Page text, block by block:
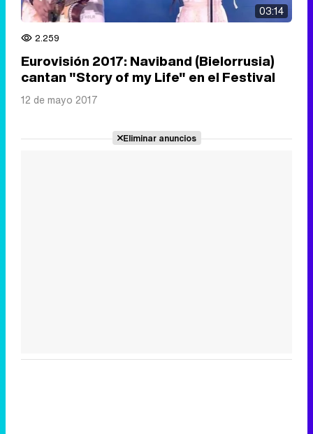
03:14
2.259
Eurovisión 2017: Naviband (Bielorrusia)
cantan "Story of my Life" en el Festival
12 de mayo 2017
Eliminar anuncios